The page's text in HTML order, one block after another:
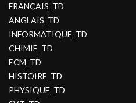
FRANÇAIS_TD
ANGLAIS_TD
INFORMATIQUE_TD
CHIMIE_TD
ECM_TD
HISTOIRE_TD
PHYSIQUE_TD